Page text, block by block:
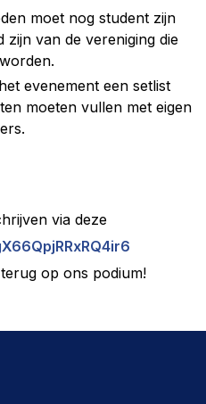
moet nog student zijn
zijn van de vereniging die
evenement een setlist
moeten vullen met eigen
via deze
op ons podium!